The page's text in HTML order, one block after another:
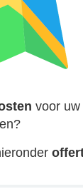
voor uw